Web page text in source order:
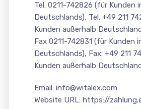
Tel. 0211-742826 (für Kunden
Deutschlands), Tel. +49 211
Kunden außerhalb
Fax 0211-742831 (für Kunden
Deutschlands), Fax: +49 211
Kunden außerhalb
Email: info@witalex.com
Website URL: https://